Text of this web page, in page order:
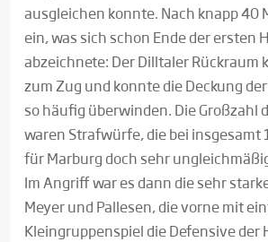
ausgleichen konnte. Nach knapp 40
ein, was sich schon Ende der ersten
abzeichnete: Der Dilltaler Rückraum
zum Zug und konnte die Deckung
so häufig überwinden. Die Großzahl
waren Strafwürfe, die bei insgesamt
für Marburg doch sehr
Im Angriff war es dann die sehr
Meyer und Pallesen, die vorne mit
Kleingruppenspiel die Defensive der